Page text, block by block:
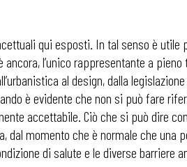
qui esposti. In tal senso è utile
l’unico rappresentante a pieno
al design, dalla
è evidente che non si può fare
accettabile. Ciò che si può dire
dal momento che è normale che una
di salute e le diverse barriere